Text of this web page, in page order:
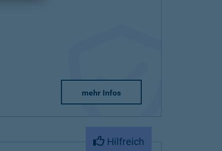
mehr Infos
Hilfreich